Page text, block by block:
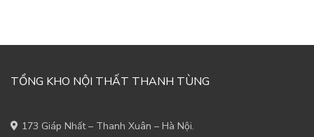
TỔNG KHO NỘI THẤT THANH TÙNG
173 Giáp Nhất – Thanh Xuân – Hà Nội.